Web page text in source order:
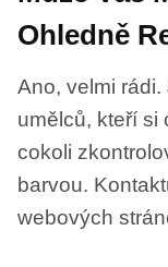
Ohledně
Ano, velmi
umělců, kteří si
cokoli
barvou.
webových